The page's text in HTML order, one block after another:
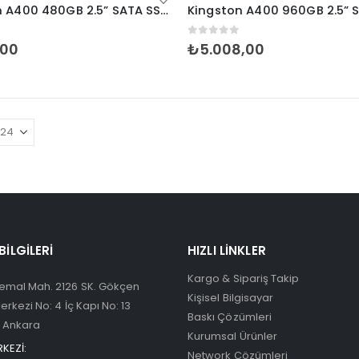
Kingston A400 480GB 2.5” SATA SSD (500-450MB/s)
0 5 üzerinden
₺5.008,00
Mah. 2126 SK. Gökçen
No: 4 İç Kapı No: 13
HIZLI LINKLER
Kargo & Sipariş Takip
Kişisel Bilgisayar
Baskı Çözümleri
Kurumsal Ürünler
Network Çözümleri